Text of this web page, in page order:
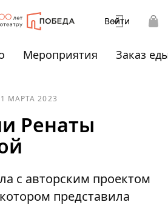
Войти
Мероприятия Заказ
1 МАРТА 2023
Ренаты
с авторским проектом
представила